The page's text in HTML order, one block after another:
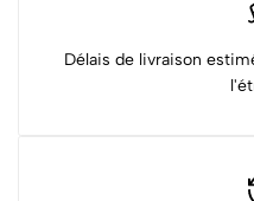
Délais de livraison